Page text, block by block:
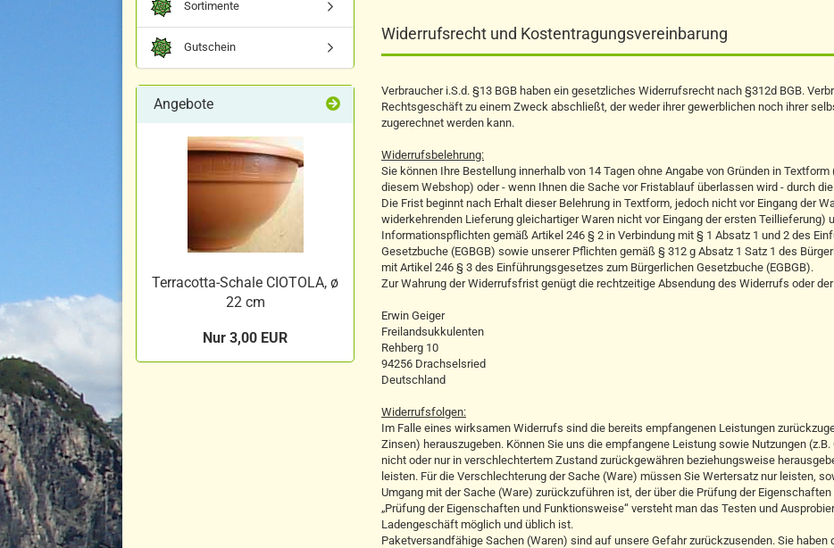
Widerrufsrecht und Kostentragungsvereinbarung
Verbraucher i.S.d. §13 BGB haben ein gesetzliches Widerrufsrecht nach §312d BGB.
Rechtsgeschäft zu einem Zweck abschließt, der weder ihrer gewerblichen noch ihrer
zugerechnet werden kann.
Widerrufsbelehrung:
Sie können Ihre Bestellung innerhalb von 14 Tagen ohne Angabe von Gründen in Textform
diesem Webshop) oder - wenn Ihnen die Sache vor Fristablauf überlassen wird - durch
Die Frist beginnt nach Erhalt dieser Belehrung in Textform, jedoch nicht vor Eingang der
widerkehrenden Lieferung gleichartiger Waren nicht vor Eingang der ersten Teillieferung)
Informationspflichten gemäß Artikel 246 § 2 in Verbindung mit § 1 Absatz 1 und 2 des
Gesetzbuche (EGBGB) sowie unserer Pflichten gemäß § 312 g Absatz 1 Satz 1 des
mit Artikel 246 § 3 des Einführungsgesetzes zum Bürgerlichen Gesetzbuche (EGBGB).
Zur Wahrung der Widerrufsfrist genügt die rechtzeitige Absendung des Widerrufs oder
Erwin Geiger
Freilandsukkulenten
Rehberg 10
94256 Drachselsried
Deutschland
Widerrufsfolgen:
Im Falle eines wirksamen Widerrufs sind die bereits empfangenen Leistungen
Zinsen) herauszugeben. Können Sie uns die empfangene Leistung sowie Nutzungen
nicht oder nur in verschlechtertem Zustand zurückgewähren beziehungsweise
leisten. Für die Verschlechterung der Sache (Ware) müssen Sie Wertersatz nur leisten,
Umgang mit der Sache (Ware) zurückzuführen ist, der über die Prüfung der
„Prüfung der Eigenschaften und Funktionsweise“ versteht man das Testen und
Ladengeschäft möglich und üblich ist.
Paketversandfähige Sachen (Waren) sind auf unsere Gefahr zurückzusenden. Sie haben
Sortimente
Gutschein
Angebote
Terracotta-Schale CIOTOLA, ø
22 cm
Nur 3,00 EUR